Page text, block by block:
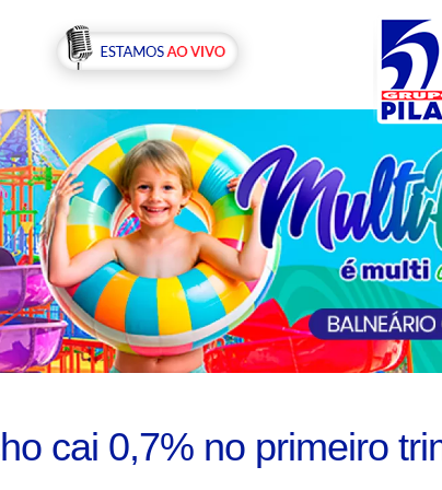
cai 0,7% no primeiro